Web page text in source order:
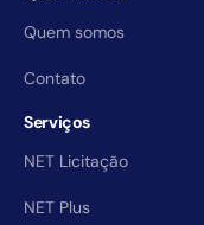
Quem somos
Contato
Serviços
NET Licitação
NET Plus